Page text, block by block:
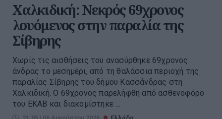
Χαλκιδική: Νεκρός 69χρονος
λουόμενος στην παραλία της
Σίβηρης
Χωρίς τις αισθήσεις του ανασύρθηκε 69χρονος
άνδρας το μεσημέρι, από τη θαλάσσια περιοχή της
παραλίας Σίβηρης του δήμου Κασσάνδρας στη
Χαλκιδική. Ο 69χρονος παρελήφθη από ασθενοφόρο
του ΕΚΑΒ και διακομίστηκε ...